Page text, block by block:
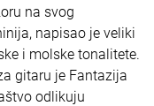
na svog
napisao je veliki
i molske tonalitete.
gitaru je Fantazija
odlikuju